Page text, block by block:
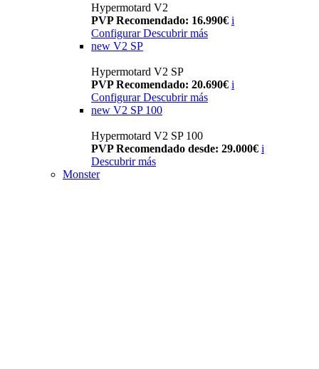
Hypermotard V2
PVP Recomendado: 16.990€ i
Configurar Descubrir más
new V2 SP
Hypermotard V2 SP
PVP Recomendado: 20.690€ i
Configurar Descubrir más
new V2 SP 100
Hypermotard V2 SP 100
PVP Recomendado desde: 29.000€ i
Descubrir más
Monster